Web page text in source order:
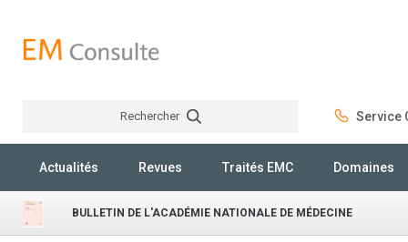
Rechercher Service
Actualités Revues Traités EMC Domaines
BULLETIN DE L'ACADÉMIE NATIONALE DE MÉDECINE